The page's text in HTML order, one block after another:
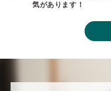
気があります！